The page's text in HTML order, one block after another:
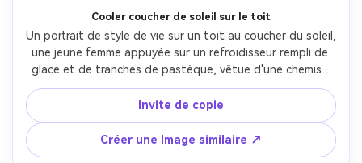
Cooler coucher de soleil sur le toit
Un portrait de style de vie sur un toit au coucher du soleil,
une jeune femme appuyée sur un refroidisseur rempli de
glace et de tranches de pastèque, vêtue d'une chemise
rayée et d'un short en denim, éclair de soleil et lumière
chaude du bord, bokeh de l'horizon de la ville, tourné sur
Canon R5 85mm f/1.4, cadre de trois quarts, condensation
réaliste, ambiance estivale cinématographique- -ar 4:5
Invite de copie
Créer une Image similaire ↗